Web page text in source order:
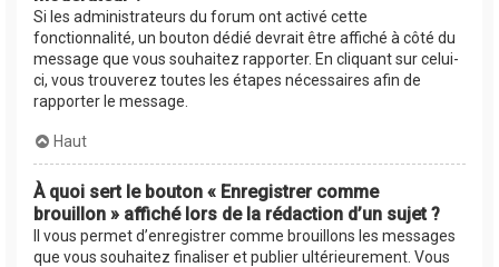
Si les administrateurs du forum ont activé cette
fonctionnalité, un bouton dédié devrait être affiché à côté du
message que vous souhaitez rapporter. En cliquant sur celui-
ci, vous trouverez toutes les étapes nécessaires afin de
rapporter le message.
Haut
À quoi sert le bouton « Enregistrer comme
brouillon » affiché lors de la rédaction d’un sujet ?
Il vous permet d’enregistrer comme brouillons les messages
que vous souhaitez finaliser et publier ultérieurement. Vous